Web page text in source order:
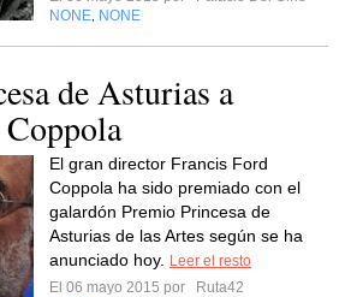
NONE NONE
de Asturias a
El gran director Francis Ford
Coppola ha sido premiado con el
galardón Premio Princesa de
Asturias de las Artes según se ha
anunciado hoy.
Leer el resto
El 06 mayo 2015 por
Ruta42